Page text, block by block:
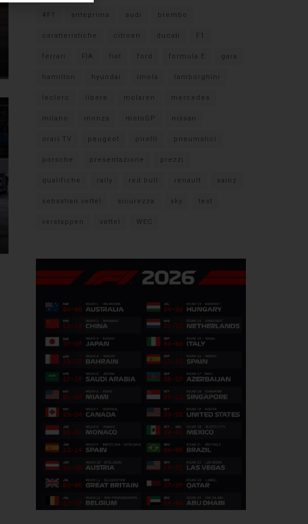
#F1 anteprima audi brembo
caratteristiche citroen ducati F1
ferrari FIA fiat ford formula E gara
hamilton hyundai imola lamborghini
leclerc libere mclaren mercedes
milano monza motoGP nissan
orari TV peugeot pirelli pneumatici
porsche presentazione prezzi
qualifiche rally red bull renault sainz
sebastian vettel sicurezza sky test
verstappen vettel WEC